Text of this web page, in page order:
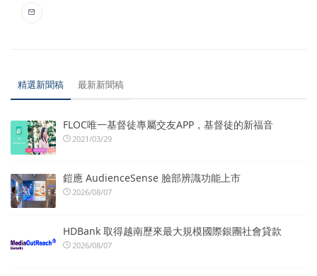
精選新聞稿 最新新聞稿
FLOC唯一基督徒專屬交友APP，基督徒的新福音
2021/03/29
鎧應 AudienceSense 臉部辨識功能上市
2026/08/07
HDBank 取得越南歷來最大規模國際銀團社會貸款
2026/08/07